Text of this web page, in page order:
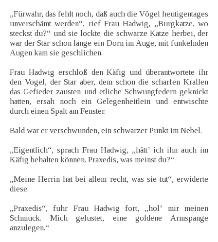
„Fürwahr, das fehlt noch, daß auch die Vögel heutigentages
unverschämt werden“, rief Frau Hadwig, „Burgkatze, wo
steckst du?“ und sie lockte die schwarze Katze herbei, der
war der Star schon lange ein Dorn im Auge, mit funkelnden
Augen kam sie geschlichen.
Frau Hadwig erschloß den Käfig und überantwortete ihr
den Vogel, der Star aber, dem schon die scharfen Krallen
das Gefieder zausten und etliche Schwungfedern geknickt
hatten, ersah noch ein Gelegenheitlein und entwischte
durch einen Spalt am Fenster.
Bald war er verschwunden, ein schwarzer Punkt im Nebel.
„Eigentlich“, sprach Frau Hadwig, „hätt’ ich ihn auch im
Käfig behalten können. Praxedis, was meinst du?“
„Meine Herrin hat bei allem recht, was sie tut“, erwiderte
diese.
„Praxedis“, fuhr Frau Hadwig fort, „hol’ mir meinen
Schmuck. Mich gelustet, eine goldene Armspange
anzulegen.“